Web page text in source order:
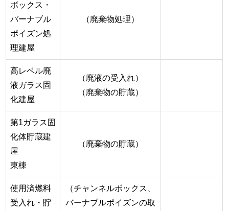
ボックス・
バーナブル
ポイズン処
理建屋
（廃棄物処理）
高レベル廃
液ガラス固
化建屋
（廃液の受入れ）
（廃棄物の貯蔵）
第1ガラス固
化体貯蔵建
屋
東棟
（廃棄物の貯蔵）
使用済燃料
受入れ・貯
（チャンネルボックス、
バーナブルポイズンの取